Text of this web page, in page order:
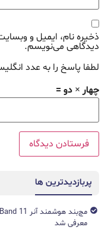
ذخیره نام، ایمیل و
دیدگاهی می‌نویسم.
لطفا پاسخ را به عدد
چهار × دو =
پربازدیدترین ها
معرفی شد